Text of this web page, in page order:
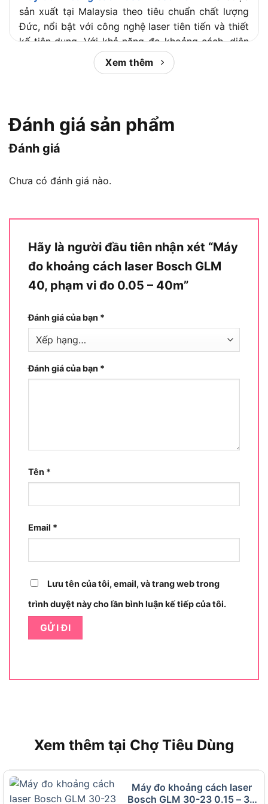
sản xuất tại Malaysia theo tiêu chuẩn chất lượng
Đức, nổi bật với công nghệ laser tiên tiến và thiết
kế tiện dụng. Với khả năng đo khoảng cách, diện
tích, thể tích trong phạm vi 0.05-40m, thiết bị này
mang lại kết quả nhanh chóng và chính xác. Khi
dụng.
Hướng dẫn sử dụng máy đo khoảng
cách laser GLM 40
đo 0.05-40m rất dễ thao tác, giúp bạn đo lường
Bật máy bằng nút nguồn, chờ màn hình hiển thị
sẵn sàng.
Hướng tia laser vào mục tiêu, giữ máy ổn định
để đảm bảo chính xác.
Nhấn nút đo, kết quả sẽ hiển thị ngay trên màn
hình LCD rõ nét.
vệ thiết bị.
kiệm thời gian và nâng cao hiệu suất công việc.
Bosch GLM 40 là gì?
Xem thêm
Đánh giá sản phẩm
Đánh giá
Chưa có đánh giá nào.
Hãy là người đầu tiên nhận xét “Máy
đo khoảng cách laser Bosch GLM
40, phạm vi đo 0.05 – 40m”
Đánh giá của bạn *
Đánh giá của bạn *
Tên *
Email *
Lưu tên của tôi, email, và trang web trong
trình duyệt này cho lần bình luận kế tiếp của tôi.
Xem thêm tại Chợ Tiêu Dùng
Máy đo khoảng cách laser
Bosch GLM 30-23 0.15 – 30